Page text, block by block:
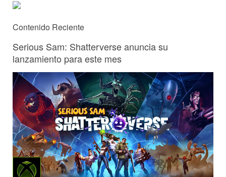
Contenido Reciente
Serious Sam: Shatterverse anuncia su
lanzamiento para este mes